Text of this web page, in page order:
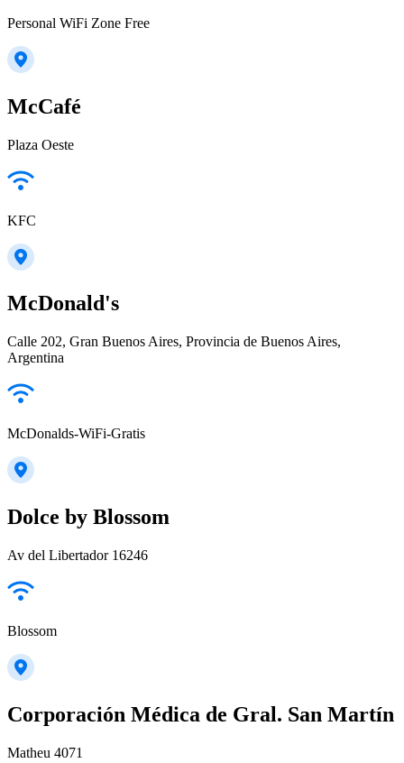
Personal WiFi Zone Free
McCafé
Plaza Oeste
KFC
McDonald's
Calle 202, Gran Buenos Aires, Provincia de Buenos Aires,
Argentina
McDonalds-WiFi-Gratis
Dolce by Blossom
Av del Libertador 16246
Blossom
Corporación Médica de Gral. San Martín
Matheu 4071